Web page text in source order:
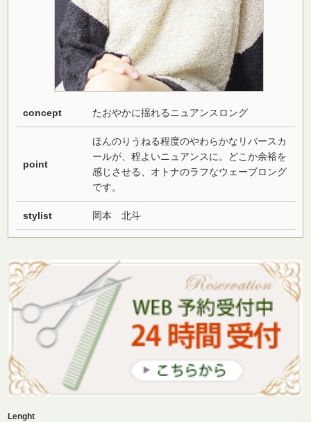
concept たおやかに揺れるニュアンスロング
point
ほんのりうねる程度のやわらかなリバースカ
ールが、程よいニュアンスに。どこか余裕を
感じさせる、オトナのラフなウェーブロング
です。
stylist 岡本 北斗
Lenght